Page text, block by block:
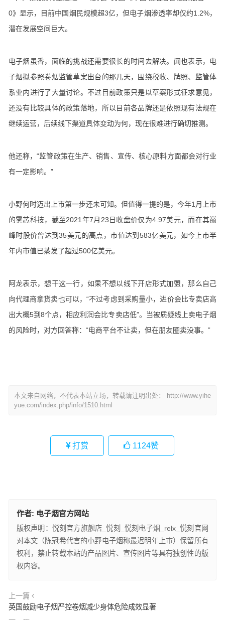
0》显示，目前中国烟民规模超3亿，但电子烟渗透率却仅约1.2%，
潜在发展空间巨大。
电子烟虽香，面临的挑战还需要很长的时间去解决。闻也表示，电
子烟拟参照卷烟监管草案出台的那几天，围绕税收、牌照、监管体
系业内进行了大量讨论。不过目前政策只是以草案形式征求意见，
还没有比较具体的政策落地，所以目前各品牌还是依照现有法规在
继续运营，后续线下渠道具体变动为何，现在很难进行确切推测。
他还称，“监管政策在生产、销售、宣传、核心原料方面都会对行业
有一定影响。”
小野何时迈出上市第一步还未可知。但值得一提的是，今年1月上市
的雾芯科技，截至2021年7月23日收盘价仅为4.97美元，而在其巅
峰时股价曾达到35美元的高点，市值达到583亿美元，如今上市半
年内市值已蒸发了超过500亿美元。
阿龙表示，想干这一行，如果不想以线下开店形式加盟，那么自己
向代理商拿货卖也可以，“不过考虑到采购量小，进价会比专卖店高
出大概5到8个点，相应利润会比专卖店低”。当被质疑线上卖电子烟
的风险时，对方回答称：“电商平台不让卖，但在朋友圈卖没事。”
本文来自网络，不代表本站立场，转载请注明出处：
http://www.yihe
yue.com/index.php/info/1510.html
打赏 1124赞
作者: 电子烟官方网站
版权声明：悦刻官方旗舰店_悦刻_悦刻电子烟_relx_悦刻官网
对本文（陈冠希代言的小野电子烟称最迟明年上市）保留所有
权利，禁止转载本站的产品图片、宣传图片等具有独创性的版
权内容。
上一篇
英国鼓励电子烟严控卷烟减少身体危险成效显著